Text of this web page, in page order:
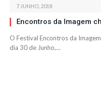
7 JUNHO, 2018
Encontros da Imagem
O Festival Encontros da
dia 30 de Junho,…